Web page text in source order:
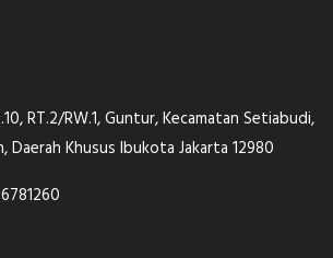
RT.2/RW.1, Guntur, Kecamatan Setiabudi,
Daerah Khusus Ibukota Jakarta 12980